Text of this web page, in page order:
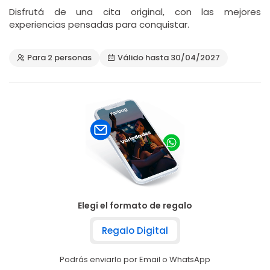
Disfrutá de una cita original, con las mejores
experiencias pensadas para conquistar.
Para 2 personas Válido hasta 30/04/2027
Elegí el formato de regalo
Regalo Digital
Podrás enviarlo por Email o WhatsApp